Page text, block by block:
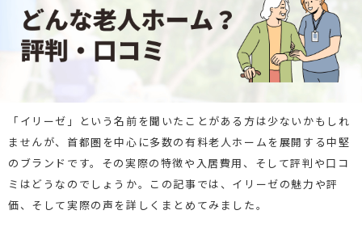
「イリーゼ」という名前を聞いたことがある方は少ないかもしれ
ませんが、首都圏を中心に多数の有料老人ホームを展開する中堅
のブランドです。その実際の特徴や入居費用、そして評判や口コ
ミはどうなのでしょうか。この記事では、イリーゼの魅力や評
価、そして実際の声を詳しくまとめてみました。